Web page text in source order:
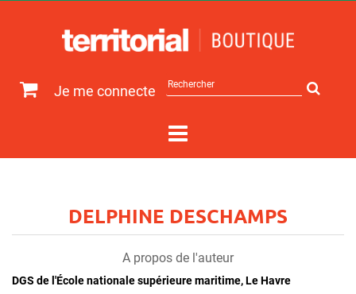
Je me connecte
sur
DELPHINE DESCHAMPS
A propos de l'auteur
DGS de l'École nationale supérieure maritime, Le Havre